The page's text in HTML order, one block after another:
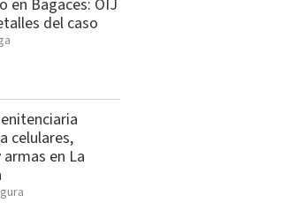
en Bagaces: OIJ
del caso
celulares,
en La